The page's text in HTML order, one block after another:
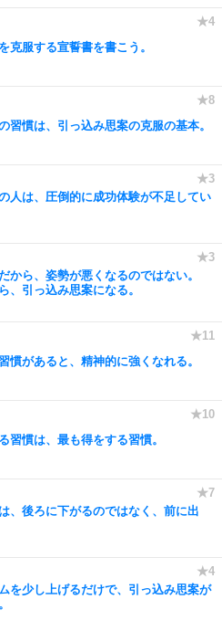
克服する宣誓書を書こう。
習慣は、引っ込み思案の克服の基本。
人は、圧倒的に成功体験が不足してい
から、姿勢が悪くなるのではない。
、引っ込み思案になる。
慣があると、精神的に強くなれる。
習慣は、最も得をする習慣。
、後ろに下がるのではなく、前に出
を少し上げるだけで、引っ込み思案が